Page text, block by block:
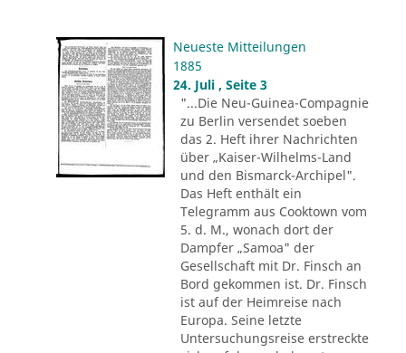
Neueste Mitteilungen
1885
24. Juli , Seite 3
"...Die Neu-Guinea-Compagnie
zu Berlin versendet soeben
das 2. Heft ihrer Nachrichten
über „Kaiser-Wilhelms-Land
und den Bismarck-Archipel".
Das Heft enthält ein
Telegramm aus Cooktown vom
5. d. M., wonach dort der
Dampfer „Samoa" der
Gesellschaft mit Dr. Finsch an
Bord gekommen ist. Dr. Finsch
ist auf der Heimreise nach
Europa. Seine letzte
Untersuchungsreise erstreckte